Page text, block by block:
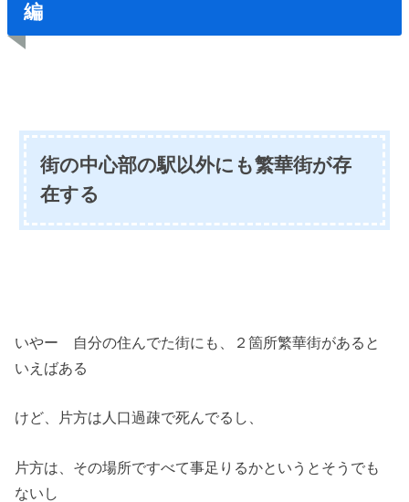
編
街の中心部の駅以外にも繁華街が存
在する
いやー 自分の住んでた街にも、２箇所繁華街があると
いえばある
けど、片方は人口過疎で死んでるし、
片方は、その場所ですべて事足りるかというとそうでも
ないし